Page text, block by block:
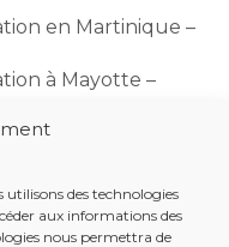
utilisons des technologies
aux informations des
nous permettra de
en Martinique –
à Mayotte –
le BTP – Année